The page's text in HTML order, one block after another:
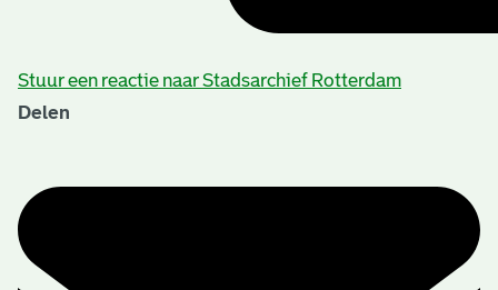
Stuur een reactie naar Stadsarchief Rotterdam
Delen